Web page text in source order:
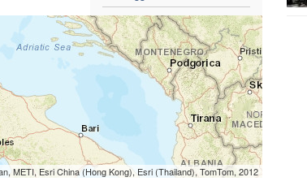
METI, Esri China (Hong Kong), Esri (Thailand), TomTom, 2012